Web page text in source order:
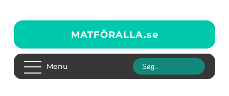
MATFÖRALLA.se
Menu